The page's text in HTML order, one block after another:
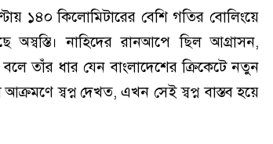
১৪০ কিলোমিটারের বেশি গতির বোলিংয়ে
অস্বস্তি। নাহিদের রানআপে ছিল আগ্রাসন,
তাঁর ধার যেন বাংলাদেশের ক্রিকেটে নতুন
স্বপ্ন দেখত, এখন সেই স্বপ্ন বাস্তব হয়ে